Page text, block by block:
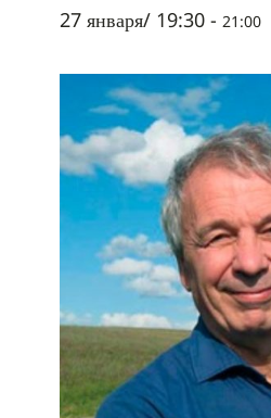
27 января/ 19:30 - 21:00